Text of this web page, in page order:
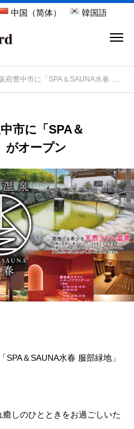
中国（简体） 韓国語
に「SPA＆SAUNA水春 服部緑地」がオープン
市に「SPA＆
がオープン
＆SAUNA水春 服部緑地」
しのひとときをお過ごしいた